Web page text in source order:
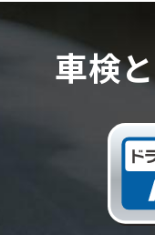
車検